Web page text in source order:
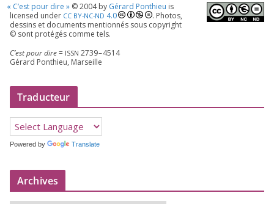
« C’est pour dire » ©2004by Gérard Ponthieu is
licen­sed under CC BY-NC-ND 4.0
. Photos,
des­sins et docu­ments men­tion­nés sous copy­right
© sont pro­té­gés comme tels.
C’est pour dire= ISSN 2739–4514
Gérard Ponthieu, Marseille
Traducteur
Powered by Translate
Archives